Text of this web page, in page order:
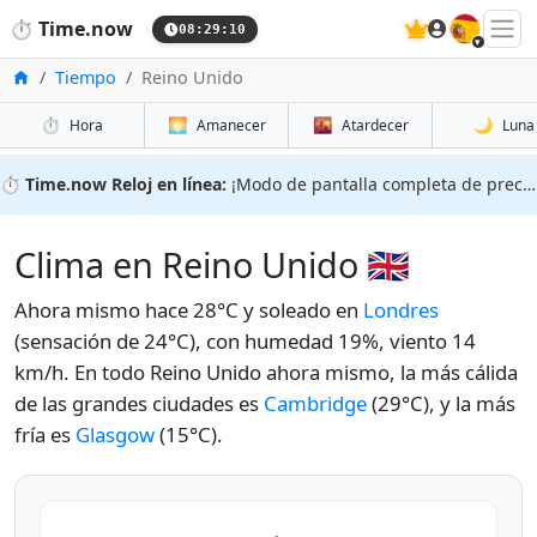
⏱️ Time.now 08:29:11 🇪🇸
InicioTiempo Reino Unido
⏱️ Hora 🌅 Amanecer 🌇 Atardecer 🌙 Luna
⏱️ Time.now Reloj en línea: ¡Modo de pantalla completa de precisión!
Clima en Reino Unido 🇬🇧
Ahora mismo hace 28°C y soleado en Londres
(sensación de 24°C), con humedad 19%, viento 14
km/h. En todo Reino Unido ahora mismo, la más cálida
de las grandes ciudades es Cambridge(29°C), y la más
fría es Glasgow(15°C).